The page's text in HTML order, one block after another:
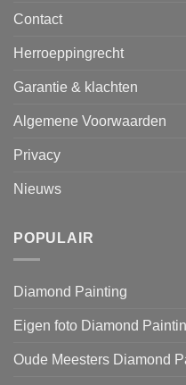
Contact
Herroeppingrecht
Garantie & klachten
Algemene Voorwaarden
Privacy
Nieuws
POPULAIR
Diamond Painting
Eigen foto Diamond
Oude Meesters Diamond